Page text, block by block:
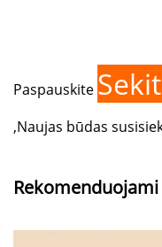
Paspauskite
,Naujas būdas